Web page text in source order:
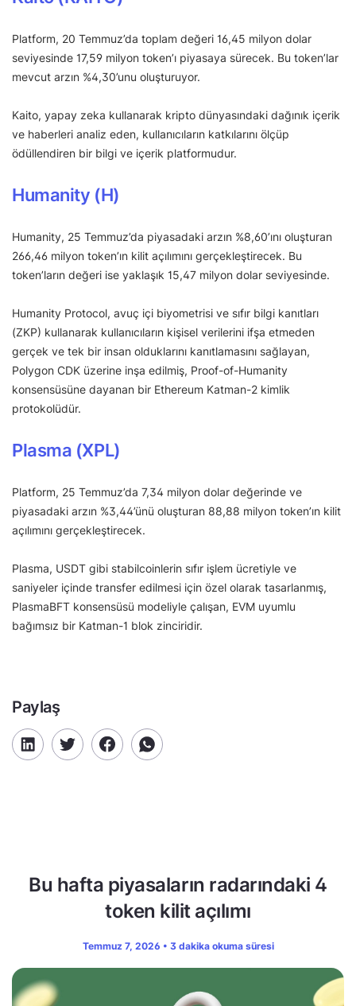
Platform, 20 Temmuz’da toplam değeri 16,45 milyon dolar
seviyesinde 17,59 milyon token’ı piyasaya sürecek. Bu token’lar
mevcut arzın %4,30’unu oluşturuyor.
Kaito, yapay zeka kullanarak kripto dünyasındaki dağınık içerik
ve haberleri analiz eden, kullanıcıların katkılarını ölçüp
ödüllendiren bir bilgi ve içerik platformudur.
Humanity (H)
Humanity, 25 Temmuz’da piyasadaki arzın %8,60’ını oluşturan
266,46 milyon token’ın kilit açılımını gerçekleştirecek. Bu
token’ların değeri ise yaklaşık 15,47 milyon dolar seviyesinde.
Humanity Protocol, avuç içi biyometrisi ve sıfır bilgi kanıtları
(ZKP) kullanarak kullanıcıların kişisel verilerini ifşa etmeden
gerçek ve tek bir insan olduklarını kanıtlamasını sağlayan,
Polygon CDK üzerine inşa edilmiş, Proof-of-Humanity
konsensüsüne dayanan bir Ethereum Katman-2 kimlik
protokolüdür.
Plasma (XPL)
Platform, 25 Temmuz’da 7,34 milyon dolar değerinde ve
piyasadaki arzın %3,44’ünü oluşturan 88,88 milyon token’ın kilit
açılımını gerçekleştirecek.
Plasma, USDT gibi stabilcoinlerin sıfır işlem ücretiyle ve
saniyeler içinde transfer edilmesi için özel olarak tasarlanmış,
PlasmaBFT konsensüsü modeliyle çalışan, EVM uyumlu
bağımsız bir Katman-1 blok zinciridir.
Paylaş
Bu hafta piyasaların radarındaki 4
token kilit açılımı
Temmuz 7, 2026 • 3 dakika okuma süresi